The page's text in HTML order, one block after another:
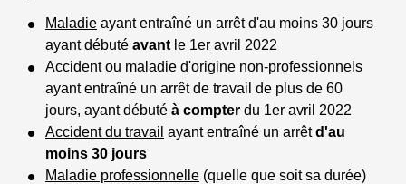
Maladie ayant entraîné un arrêt d'au moins 30 jours
ayant débuté avant le 1er avril 2022
Accident ou maladie d'origine non-professionnels
ayant entraîné un arrêt de travail de plus de 60
jours, ayant débuté à compter du 1er avril 2022
Accident du travail ayant entraîné un arrêtd'au
moins 30 jours
Maladie professionnelle (quelle que soit sa durée)